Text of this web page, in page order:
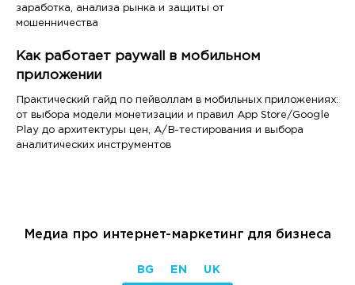
заработка, анализа рынка и защиты от
мошенничества
Как работает paywall в мобильном
приложении
Практический гайд по пейволлам в мобильных приложениях:
от выбора модели монетизации и правил App Store/Google
Play до архитектуры цен, A/B-тестирования и выбора
аналитических инструментов
Медиа про интернет-маркетинг для бизнеса
BG EN UK